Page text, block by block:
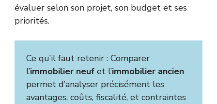
évaluer selon son projet, son budget et ses
priorités.
Ce qu’il faut retenir : Comparer
l’immobilier neuf et l’immobilier ancien
permet d’analyser précisément les
avantages, coûts, fiscalité, et contraintes